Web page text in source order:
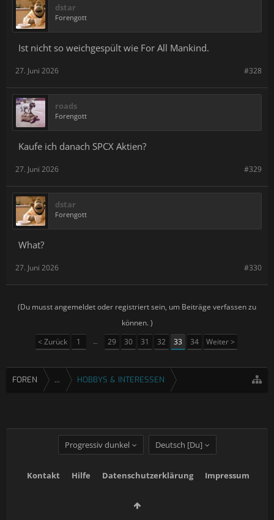
dstar
Forengott
Ist nicht so weichgespült wie For All Mankind.
#328
27. Juni 2026
roads
Forengott
Kaufe ich danach SPCX Aktien?
#329
27. Juni 2026
dstar
Forengott
What?
#330
27. Juni 2026
(Du musst angemeldet oder registriert sein, um Beiträge verfassen zu
können. )
< Zurück
1 ← 29 30 31 32 33 34 Weiter >
FOREN ... HOBBYS & INTERESSEN
Progressiv dunkel Deutsch [Du]
Kontakt Hilfe Datenschutzerklärung Impressum